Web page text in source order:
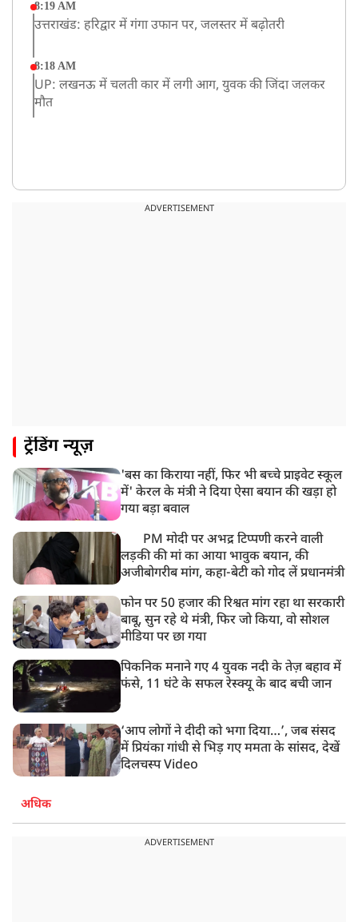
8:19 AM
उत्तराखंड: हरिद्वार में गंगा उफान पर, जलस्तर में बढ़ोतरी
8:18 AM
UP: लखनऊ में चलती कार में लगी आग, युवक की जिंदा जलकर
मौत
ADVERTISEMENT
ट्रेंडिंग न्यूज़
'बस का किराया नहीं, फिर भी बच्चे प्राइवेट स्कूल
में' केरल के मंत्री ने दिया ऐसा बयान की खड़ा हो
गया बड़ा बवाल
PM मोदी पर अभद्र टिप्पणी करने वाली
लड़की की मां का आया भावुक बयान, की
अजीबोगरीब मांग, कहा-बेटी को गोद लें प्रधानमंत्री
फोन पर 50 हजार की रिश्वत मांग रहा था सरकारी
बाबू, सुन रहे थे मंत्री, फिर जो किया, वो सोशल
मीडिया पर छा गया
पिकनिक मनाने गए 4 युवक नदी के तेज़ बहाव में
फंसे, 11 घंटे के सफल रेस्क्यू के बाद बची जान
‘आप लोगों ने दीदी को भगा दिया…’, जब संसद
में प्रियंका गांधी से भिड़ गए ममता के सांसद, देखें
दिलचस्प Video
अधिक
ADVERTISEMENT